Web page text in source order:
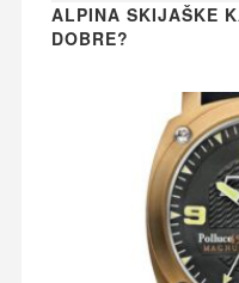
ALPINA SKIJAŠKE
DOBRE?